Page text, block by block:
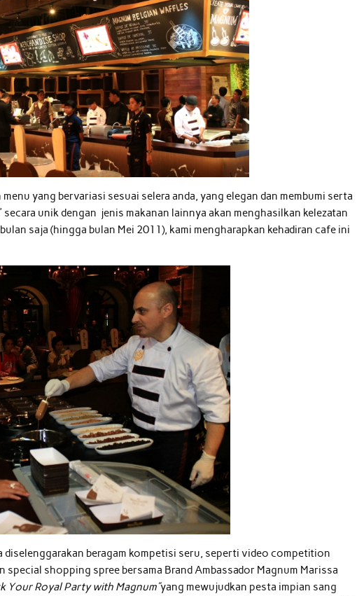
yang bervariasi sesuai selera anda, yang elegan dan membumi serta
unik dengan jenis makanan lainnya akan menghasilkan kelezatan
saja (hingga bulan Mei 2011), kami mengharapkan kehadiran cafe ini
diselenggarakan beragam kompetisi seru, seperti video competition
special shopping spree bersama Brand Ambassador Magnum Marissa
Your Royal Party with Magnum”yang mewujudkan pesta impian sang